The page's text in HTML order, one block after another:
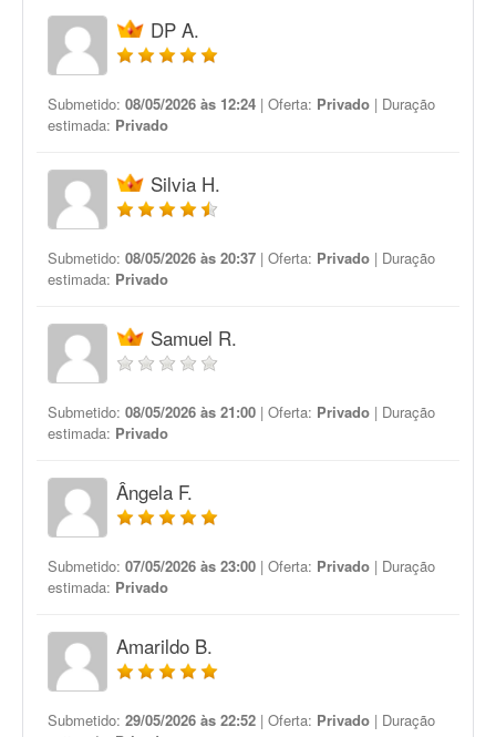
DP A.
Submetido: 08/05/2026 às 12:24 | Oferta: Privado | Duração
estimada: Privado
Silvia H.
Submetido: 08/05/2026 às 20:37 | Oferta: Privado | Duração
estimada: Privado
Samuel R.
Submetido: 08/05/2026 às 21:00 | Oferta: Privado | Duração
estimada: Privado
Ângela F.
Submetido: 07/05/2026 às 23:00 | Oferta: Privado | Duração
estimada: Privado
Amarildo B.
Submetido: 29/05/2026 às 22:52 | Oferta: Privado | Duração